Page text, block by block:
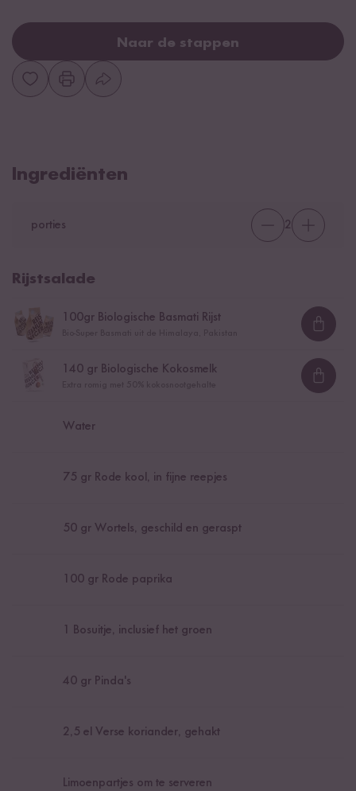
Naar de stappen
Ingrediënten
porties 2
Rijstsalade
100gr Biologische Basmati Rijst
140 gr Biologische Kokosmelk
Water
75 gr Rode kool, in fijne reepjes
50 gr Wortels, geschild en geraspt
100 gr Rode paprika
1 Bosuitje, inclusief het groen
40 gr Pinda's
2,5 el Verse koriander, gehakt
Limoenpartjes om te serveren